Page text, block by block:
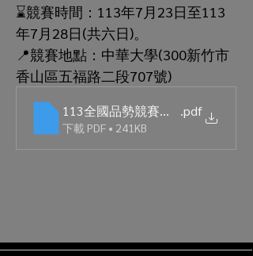
⌛️競賽時間：113年7月23日至113
年7月28日(共六日)。
📍競賽地點：中華大學(300新竹市
香山區五福路二段707號)
113全國品勢競賽規程.更
.pdf
下載 PDF • 241KB